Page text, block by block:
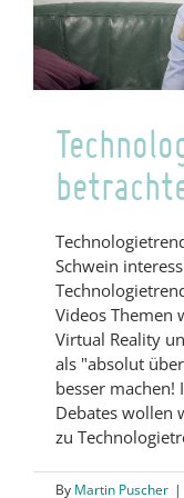
Branche
Schwein
Videos Themen
Virtual Reality
als "absolut
besser machen!
Debates wollen
zu
By Martin Puscher |